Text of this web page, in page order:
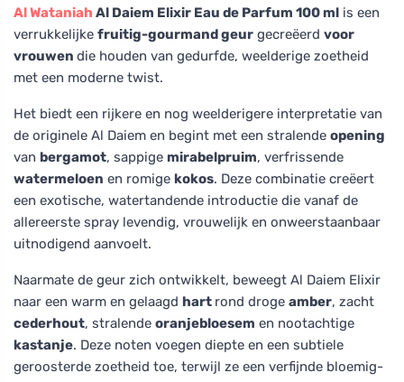
Al Wataniah Al Daiem Elixir Eau de Parfum 100 ml is een
verrukkelijke fruitig-gourmand geur gecreëerd voor
vrouwen die houden van gedurfde, weelderige zoetheid
met een moderne twist.
Het biedt een rijkere en nog weelderigere interpretatie van
de originele Al Daiem en begint met een stralende opening
van bergamot, sappige mirabelpruim, verfrissende
watermeloen en romige kokos. Deze combinatie creëert
een exotische, watertandende introductie die vanaf de
allereerste spray levendig, vrouwelijk en onweerstaanbaar
uitnodigend aanvoelt.
Naarmate de geur zich ontwikkelt, beweegt Al Daiem Elixir
naar een warm en gelaagd hart rond droge amber, zacht
cederhout, stralende oranjebloesem en nootachtige
kastanje. Deze noten voegen diepte en een subtiele
geroosterde zoetheid toe, terwijl ze een verfijnde bloemig-